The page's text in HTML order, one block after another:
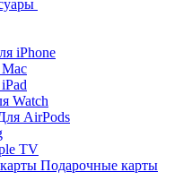
iPhone
Watch
AirPods
TV
Подарочные карты